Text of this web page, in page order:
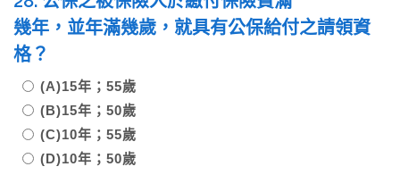
幾年，並年滿幾歲，就具有公保給付之請領資
格？
(A)15年；55歲
(B)15年；50歲
(C)10年；55歲
(D)10年；50歲